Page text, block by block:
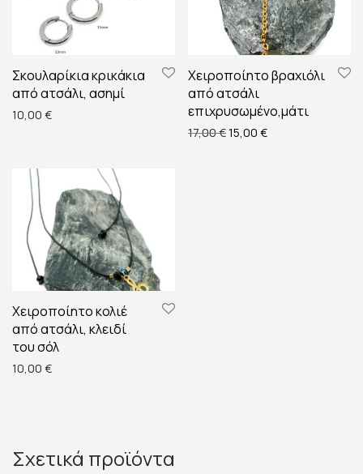
Σκουλαρίκια κρικάκια
από ατσάλι, ασημί
10,00 €
Χειροποίητο βραχιόλι
από ατσάλι
επιχρυσωμένο,μάτι
17,00€Original price was: 17,00
15,00 €Η τρέχουσα τιμή
Χειροποίητο κολιέ
από ατσάλι, κλειδί
του σόλ
10,00 €
Σχετικά προϊόντα